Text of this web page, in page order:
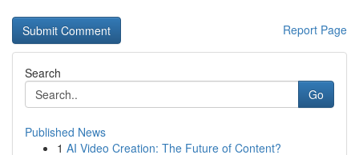
Report Page
Search
Go
Published News
1 AI Video Creation: The Future of Content?